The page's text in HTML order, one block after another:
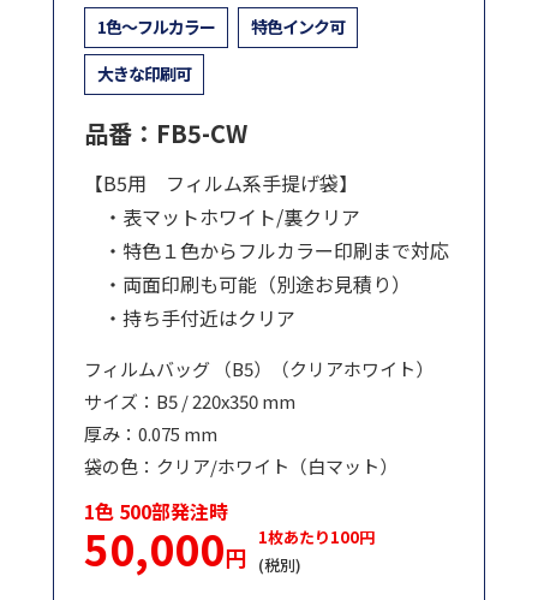
1色～フルカラー
特色インク可
大きな印刷可
品番：FB5-CW
【B5用 フィルム系手提げ袋】
・表マットホワイト/裏クリア
・特色１色からフルカラー印刷まで対応
・両面印刷も可能（別途お見積り）
・持ち手付近はクリア
フィルムバッグ （B5）（クリアホワイト）
サイズ：B5 / 220x350 mm
厚み：0.075 mm
袋の色：クリア/ホワイト（白マット）
1色 500部発注時
50,000円
1枚あたり100円
(税別)